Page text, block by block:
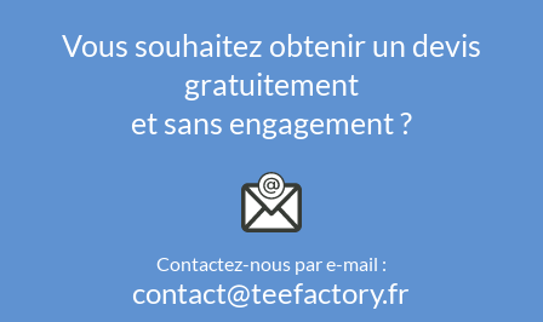
Vous souhaitez obtenir un devis
gratuitement
et sans engagement ?
Contactez-nous par e-mail :
contact@teefactory.fr